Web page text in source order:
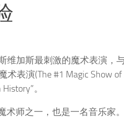
维加斯最刺激的魔术表演
表演(The #1 Magic Show of
。
术师之一，也是一名音乐